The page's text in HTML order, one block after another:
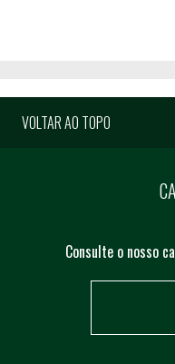
VOLTAR AO TOPO
Consulte o nosso